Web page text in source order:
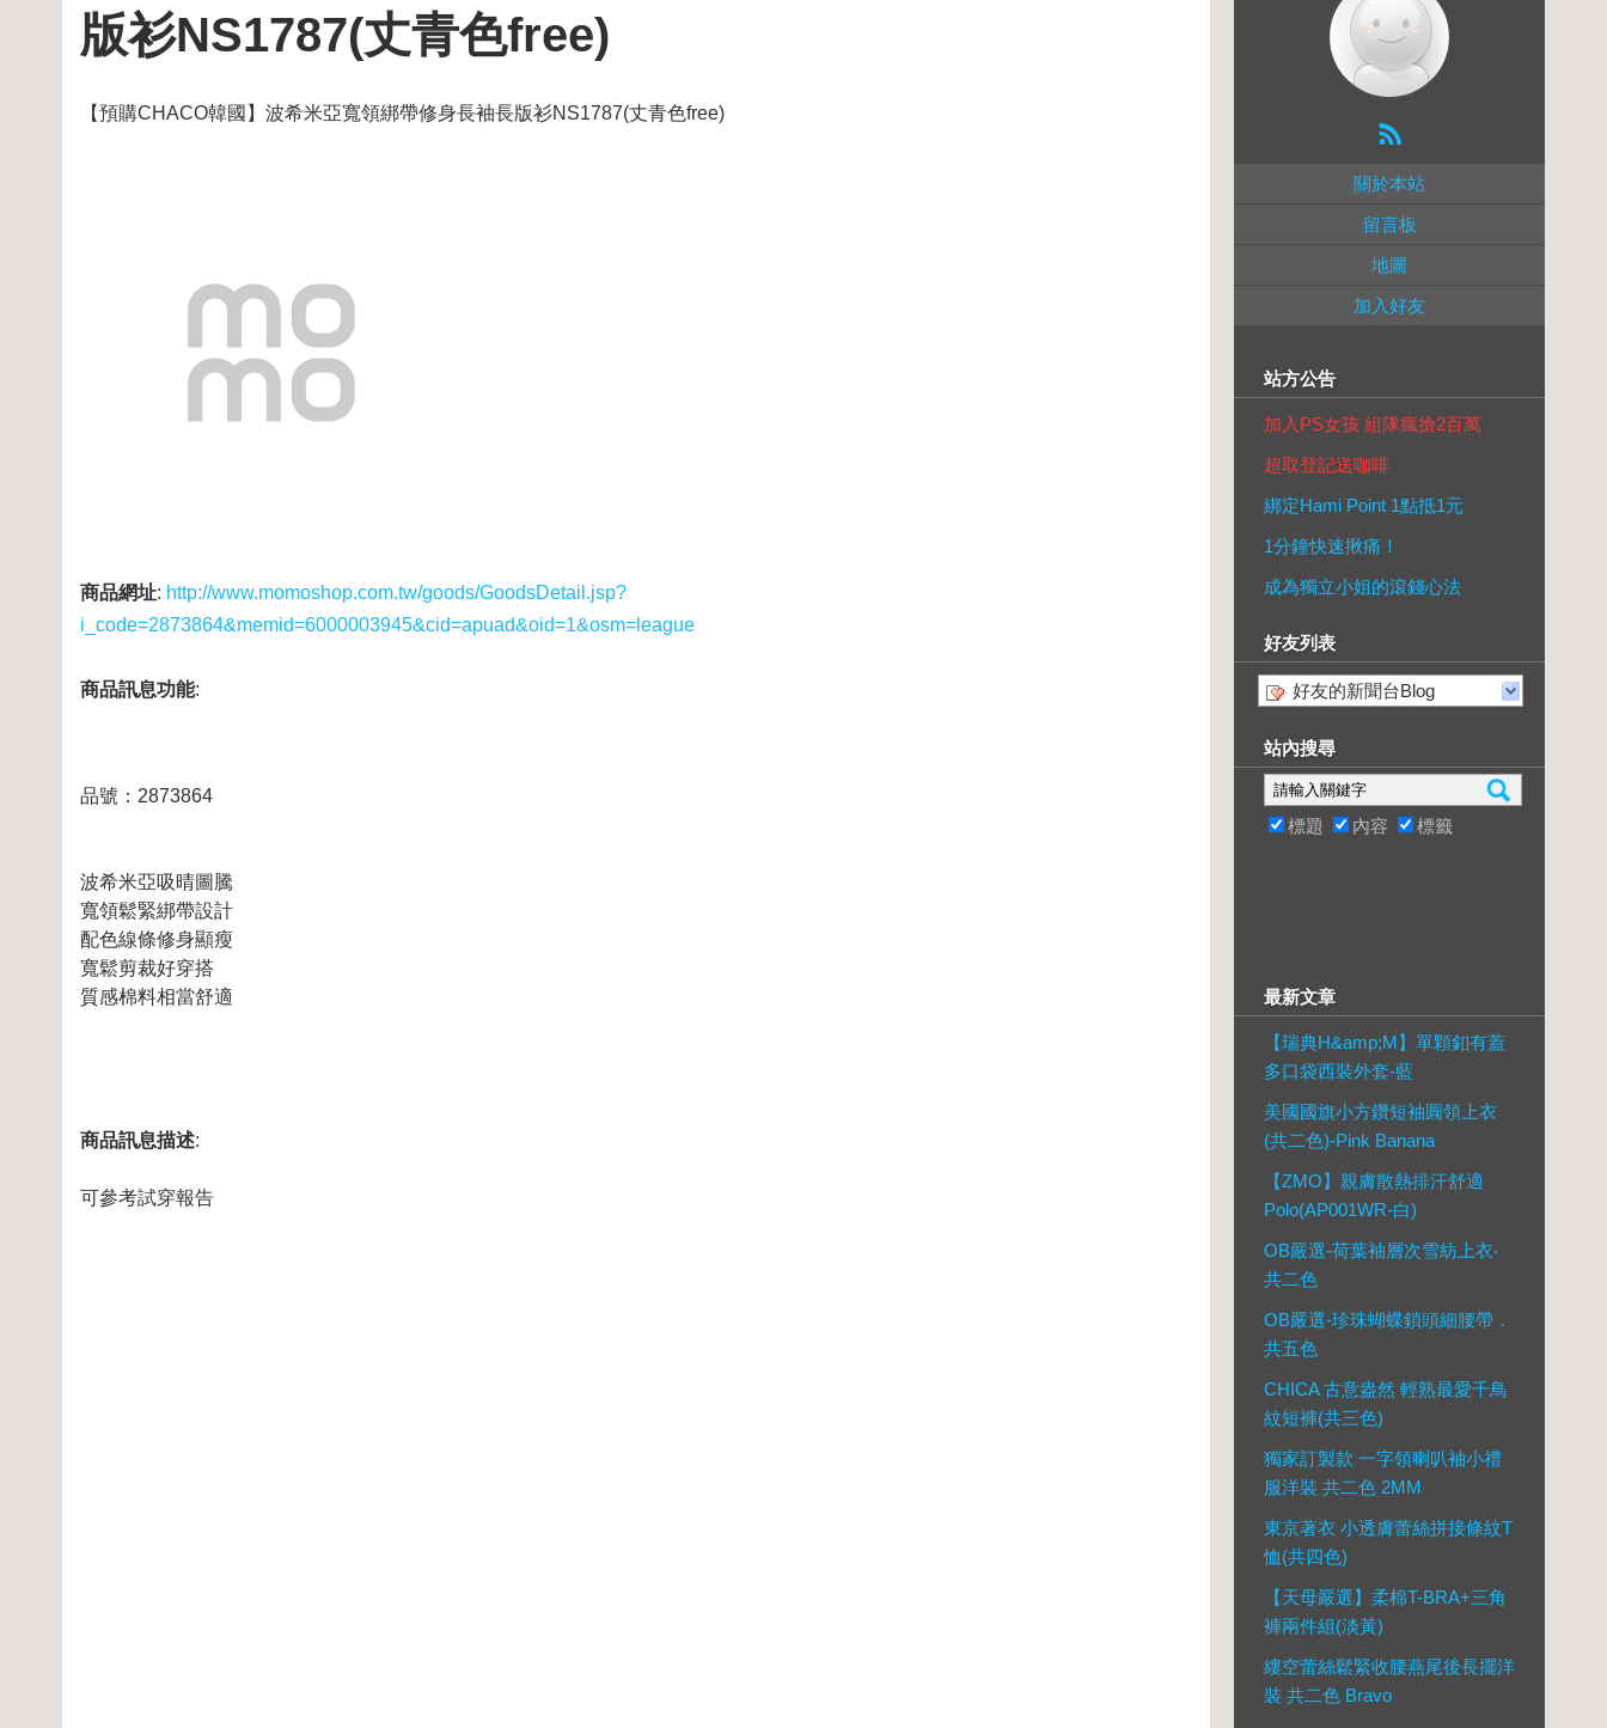
版衫NS1787(丈青色free)
【預購CHACO韓國】波希米亞寬領綁帶修身長袖長版衫NS1787(丈青色free)
商品網址: http://www.momoshop.com.tw/goods/GoodsDetail.jsp?
i_code=2873864&memid=6000003945&cid=apuad&oid=1&osm=league
商品訊息功能:
品號：2873864
波希米亞吸晴圖騰
寬領鬆緊綁帶設計
配色線條修身顯瘦
寬鬆剪裁好穿搭
質感棉料相當舒適
商品訊息描述:
可參考試穿報告
關於本站
留言板
地圖
加入好友
站方公告
加入PS女孩 組隊瘋搶2百萬
超取登記送咖啡
綁定Hami Point 1點抵1元
1分鐘快速揪痛！
成為獨立小姐的滾錢心法
好友列表
好友的新聞台Blog
站內搜尋
標題 內容 標籤
最新文章
【瑞典H&amp;M】單顆釦有蓋
多口袋西裝外套-藍
美國國旗小方鑽短袖圓領上衣
(共二色)-Pink Banana
【ZMO】親膚散熱排汗舒適
Polo(AP001WR-白)
OB嚴選-荷葉袖層次雪紡上衣‧
共二色
OB嚴選-珍珠蝴蝶鎖頭細腰帶．
共五色
CHICA 古意盎然 輕熟最愛千鳥
紋短褲(共三色)
獨家訂製款 一字領喇叭袖小禮
服洋裝 共二色 2MM
東京著衣 小透膚蕾絲拼接條紋T
恤(共四色)
【天母嚴選】柔棉T-BRA+三角
褲兩件組(淡黃)
縷空蕾絲鬆緊收腰燕尾後長擺洋
裝 共二色 Bravo